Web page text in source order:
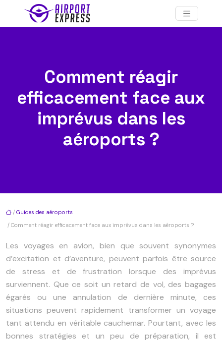
Comment réagir
efficacement face aux
imprévus dans les
aéroports ?
/ Guides des aéroports
/ Comment réagir efficacement face aux imprévus dans les aéroports ?
Les voyages en avion, bien que souvent synonymes
d’excitation et d’aventure, peuvent parfois être source
de stress et de frustration lorsque des imprévus
surviennent. Que ce soit un retard de vol, des bagages
égarés ou une annulation de dernière minute, ces
situations peuvent rapidement transformer un voyage
tant attendu en véritable cauchemar. Pourtant, avec les
bonnes stratégies et un peu de préparation, il est